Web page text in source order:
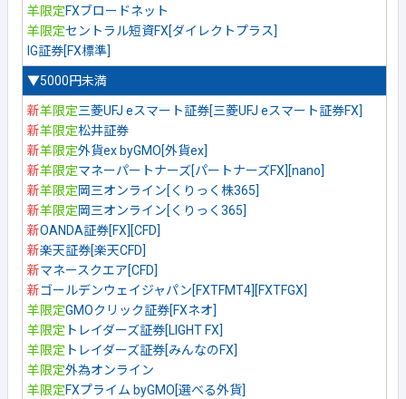
羊限定FXブロードネット
羊限定セントラル短資FX[ダイレクトプラス]
IG証券[FX標準]
▼5000円未満
新羊限定三菱UFJ eスマート証券[三菱UFJ eスマート証券FX]
新羊限定松井証券
新羊限定外貨ex byGMO[外貨ex]
新羊限定マネーパートナーズ[パートナーズFX][nano]
新羊限定岡三オンライン[くりっく株365]
新羊限定岡三オンライン[くりっく365]
新OANDA証券[FX][CFD]
新楽天証券[楽天CFD]
新マネースクエア[CFD]
新ゴールデンウェイジャパン[FXTFMT4][FXTFGX]
羊限定GMOクリック証券[FXネオ]
羊限定 トレイダーズ証券[LIGHT FX]
羊限定 トレイダーズ証券[みんなのFX]
羊限定外為オンライン
羊限定FXプライム byGMO[選べる外貨]